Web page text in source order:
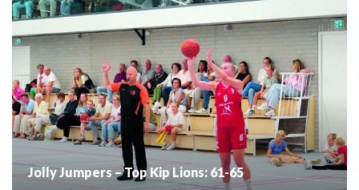
Jolly Jumpers – Top Kip Lions: 61-65